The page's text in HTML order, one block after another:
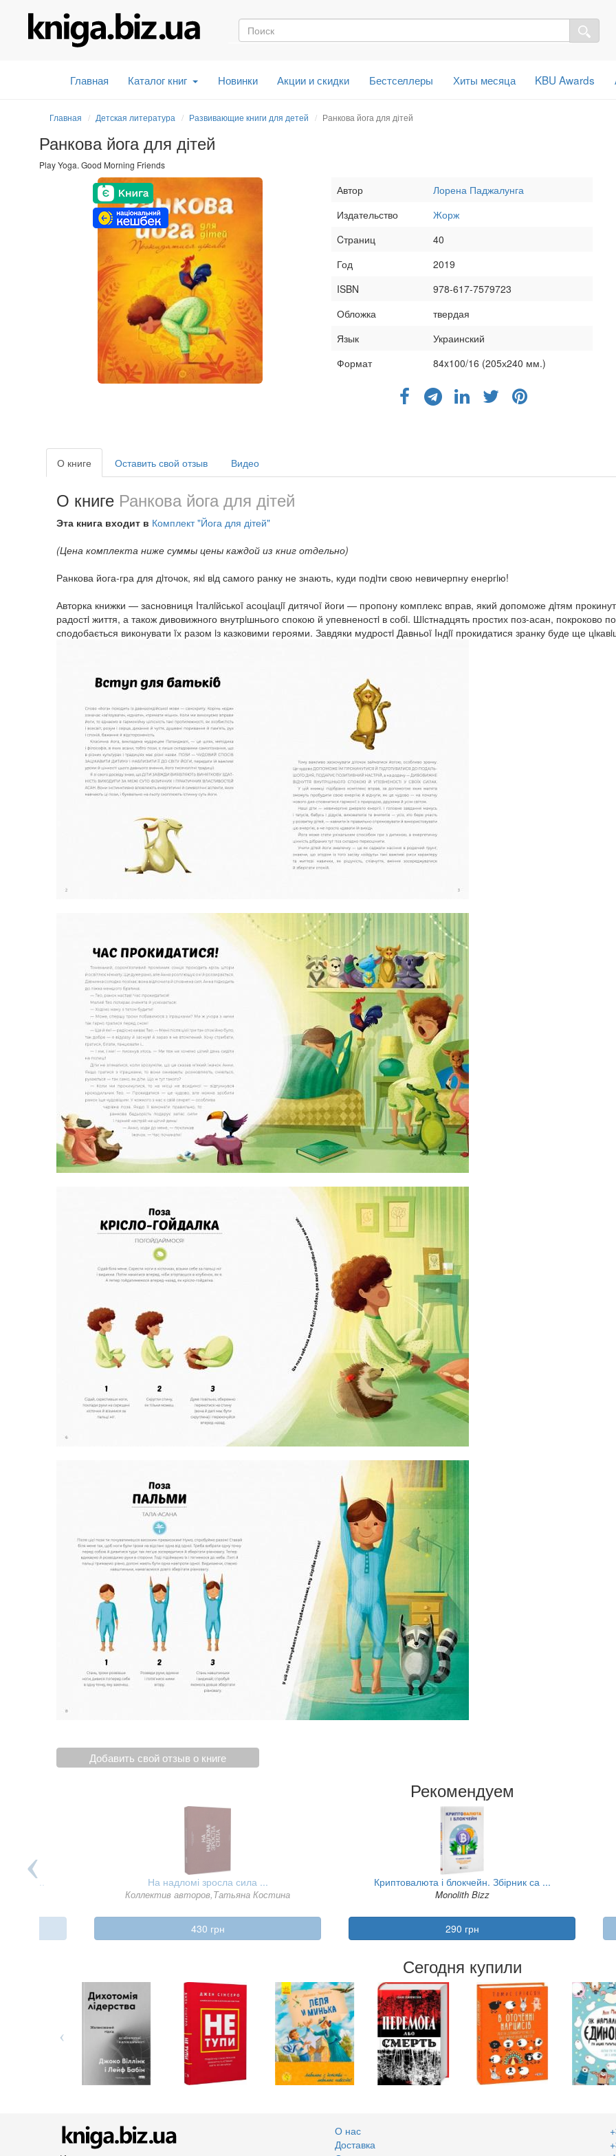
Главная Каталог книг Новинки Акции и скидки Бестселлеры Хиты месяца KBU Awards
Главная Детская литература Развивающие книги для детей Ранкова йога для дітей
Ранкова йога для дітей
Play Yoga. Good Morning Friends
Автор
Лорена Паджалунга
Издательство
Жорж
Cтраниц
40
Год
2019
ISBN
978-617-7579723
Обложка
твердая
Язык
Украинский
Формат
84x100/16 (205х240 мм.)
О книге Оставить свой отзыв Видео
О книге Ранкова йога для дітей
Эта книга входит в Комплект "Йога для дітей"
(Цена комплекта ниже суммы цены каждой из книг отдельно)
Ранкова йога-гра для дiточок, якi вiд самого ранку не знають, куди подiти свою невичерпну енергiю!
Авторка книжки — засновниця Iталiйськоï асоцiацiï дитячоï йоги — пропону комплекс вправ, який допоможе дiтям
радостi життя, а також дивовижного внутрiшнього спокою й упевненостi в собi. Шiстнадцять простих поз-асан,
сподобається виконувати ïх разом iз казковими героями. Завдяки мудростi Давньоï Iндiï прокидатися зранку буде ще
Добавить свой отзыв о книге
Рекомендуем
+ ... На надломі зросла сила ...
Коллектив авторов,Татьяна Костина
430 грн
Криптовалюта і блокчейн. Збірник са ...
Monolith Bizz
290 грн
Сегодня купили
О нас
Доставка